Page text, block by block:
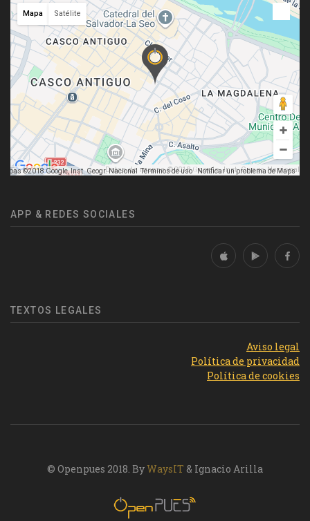
©2018 Google, Inst. Geogr. NacionalDatos de mapas ©2018 Google, Inst. Geogr. Nacional
Términos de uso Notificar un problema de Maps
Mapa Satélite
APP & REDES SOCIALES
TEXTOS LEGALES
Aviso legal
Política de privacidad
Política de cookies
© Openpues 2018. By WaysIT & Ignacio Arilla